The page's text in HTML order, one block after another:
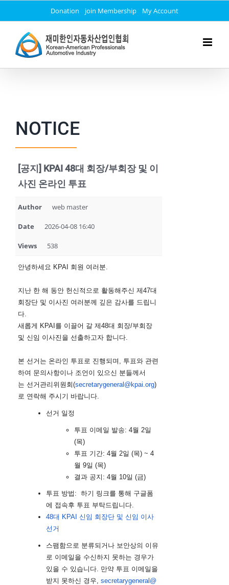
to
content
Donation join Membership My Account
NOTICE
[공지] KPAI 48대 회장/부회장 및 이
사진 온라인 투표
Author web master
Date 2026-04-08 16:40
Views 538
안녕하세요 KPAI 회원 여러분.
지난 한 해 동안 헌신적으로 활동해주신 제47대
회장단 및 이사진 여러분께 깊은 감사를 드립니
다.
새롭게 KPAI를 이끌어 갈 제48대 회장/부회장
및 신임 이사진을 선출하고자 합니다.
본 선거는 온라인 투표로 진행되며, 투표와 관련
하여 문의사항이나 조언이 있으신 분들께서
는 선거관리위원회(secretarygeneral@kpai.org)
로 연락해 주시기 바랍니다.
선거 일정
투표 이메일 발송: 4월 2일
(목)
투표 기간: 4월 2일 (목) ~ 4
월 9일 (목)
결과 공지: 4월 10일 (금)
투표 방법: 하기 링크를 통해 구글폼
에 접속후 투표 부탁드립니다.
48대 KPAI 신임 회장단 및 신임 이사
선거
스팸함으로 분류되거나 보안상의 이유
로 이메일을 수신하지 못하는 경우가
있을 수 있습니다. 만약 투표 이메일을
받지 못하신 경우, secretarygeneral@